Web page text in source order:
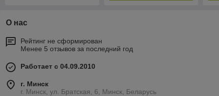
О нас
Рейтинг не сформирован
Менее 5 отзывов за последний год
Работает с 04.09.2010
г. Минск
г. Минск, ул. Братская, 6, Минск, Беларусь